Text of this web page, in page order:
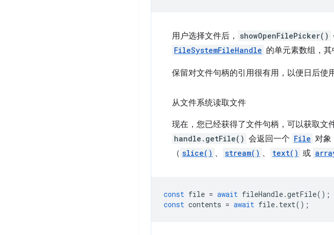
用户选择文件后， showOpenFilePicker()
FileSystemFileHandle 的单元素数组，其
保留对文件句柄的引用很有用，以便日后使
从文件系统读取文件
现在，您已经获得了文件句柄，可以获取文
handle.getFile() 会返回一个 File 对象
（ slice() 、 stream() 、 text() 或
const file = await fileHandle.getFile();
const contents = await file. text();